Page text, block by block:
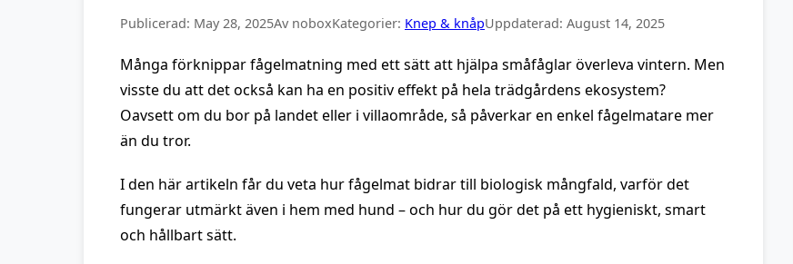
Publicerad: May 28, 2025Av noboxKategorier: Knep & knåpUppdaterad: August 14, 2025
Många förknippar fågelmatning med ett sätt att hjälpa småfåglar överleva vintern. Men
visste du att det också kan ha en positiv effekt på hela trädgårdens ekosystem?
Oavsett om du bor på landet eller i villaområde, så påverkar en enkel fågelmatare mer
än du tror.
I den här artikeln får du veta hur fågelmat bidrar till biologisk mångfald, varför det
fungerar utmärkt även i hem med hund – och hur du gör det på ett hygieniskt, smart
och hållbart sätt.